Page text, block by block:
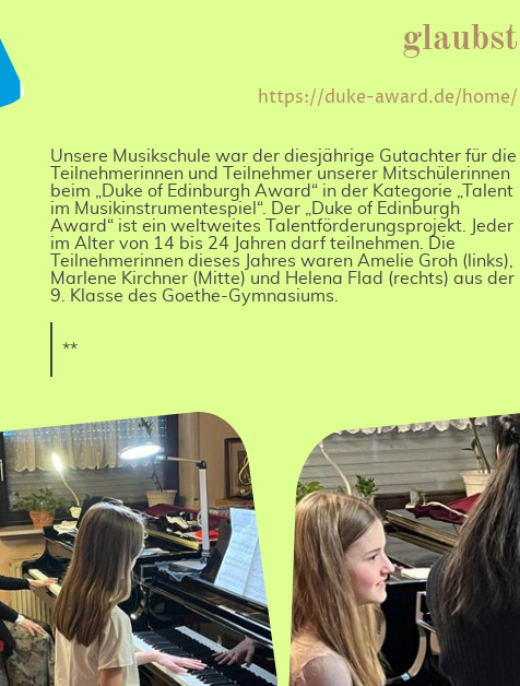
glaubst
https://duke-award.de/home/
Unsere Musikschule war der diesjährige Gutachter für die
Teilnehmerinnen und Teilnehmer unserer Mitschülerinnen
beim „Duke of Edinburgh Award“ in der Kategorie „Talent
im Musikinstrumentespiel“. Der „Duke of Edinburgh
Award“ ist ein weltweites Talentförderungsprojekt. Jeder
im Alter von 14 bis 24 Jahren darf teilnehmen. Die
Teilnehmerinnen dieses Jahres waren Amelie Groh (links),
Marlene Kirchner (Mitte) und Helena Flad (rechts) aus der
9. Klasse des Goethe-Gymnasiums.
**